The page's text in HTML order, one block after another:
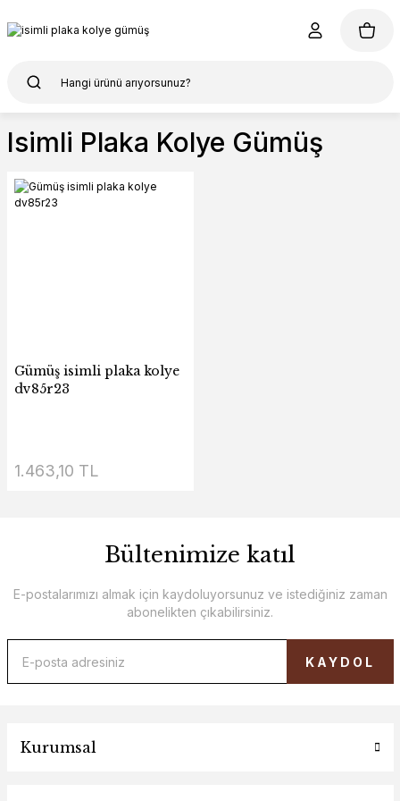
Isimli Plaka Kolye Gümüş
Gümüş isimli plaka kolye
dv85r23
1.463,10 TL
Bültenimize katıl
E-postalarımızı almak için kaydoluyorsunuz ve istediğiniz zaman
abonelikten çıkabilirsiniz.
KAYDOL
Kurumsal